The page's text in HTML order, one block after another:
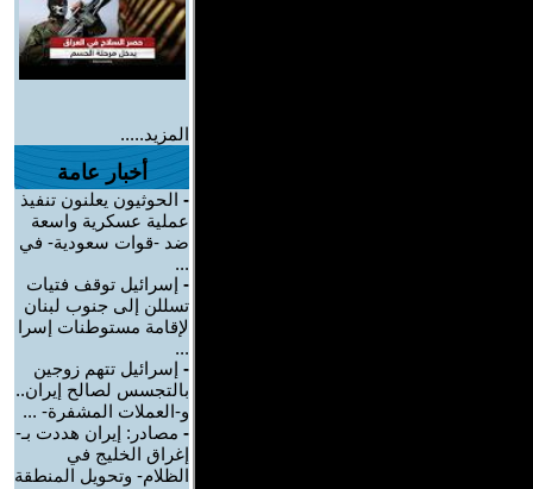
المزيد.....
أخبار عامة
- الحوثيون يعلنون تنفيذ
عملية عسكرية واسعة
ضد -قوات سعودية- في
...
- إسرائيل توقف فتيات
تسللن إلى جنوب لبنان
لإقامة مستوطنات إسرا
...
- إسرائيل تتهم زوجين
بالتجسس لصالح إيران..
و-العملات المشفرة- ...
- مصادر: إيران هددت بـ-
إغراق الخليج في
الظلام- وتحويل المنطقة